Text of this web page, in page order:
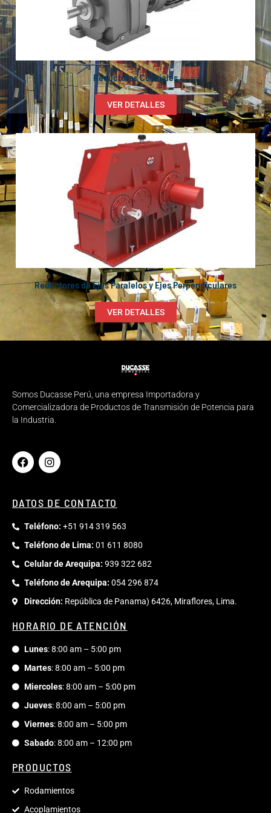
Reductores Coaxiales
VER DETALLES
Reductores de Ejes Paralelos y Ejes Perpendiculares
VER DETALLES
Somos Ducasse Perú, una empresa Importadora y
Comercializadora de Productos de Transmisión de Potencia para
la Industria.
DATOS DE CONTACTO
Teléfono: +51 914 319 563
Teléfono de Lima: 01 611 8080
Celular de Arequipa: 939 322 682
Teléfono de Arequipa: 054 296 874
Dirección: República de Panama) 6426, Miraflores, Lima.
HORARIO DE ATENCIÓN
Lunes: 8:00 am – 5:00 pm
Martes: 8:00 am – 5:00 pm
Miercoles: 8:00 am – 5:00 pm
Jueves: 8:00 am – 5:00 pm
Viernes: 8:00 am – 5:00 pm
Sabado: 8:00 am – 12:00 pm
PRODUCTOS
Rodamientos
Acoplamientos